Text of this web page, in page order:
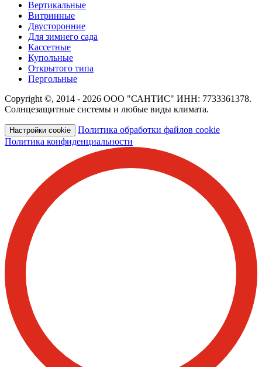
Вертикальные
Витринные
Двусторонние
Для зимнего сада
Кассетные
Купольные
Открытого типа
Пергольные
Copyright ©, 2014 - 2026 ООО "САНТИС" ИНН: 7733361378.
Солнцезащитные системы и любые виды климата.
Настройки cookie
Политика обработки файлов cookie
Политика конфиденциальности